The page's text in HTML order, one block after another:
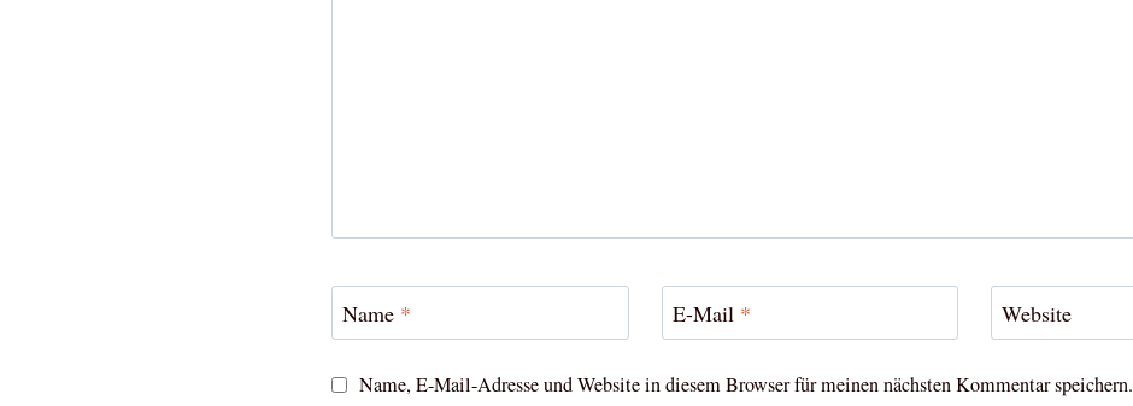
Name * E-Mail * Website
Name, E-Mail-Adresse und Website in diesem Browser für meinen nächsten Kommentar speichern.